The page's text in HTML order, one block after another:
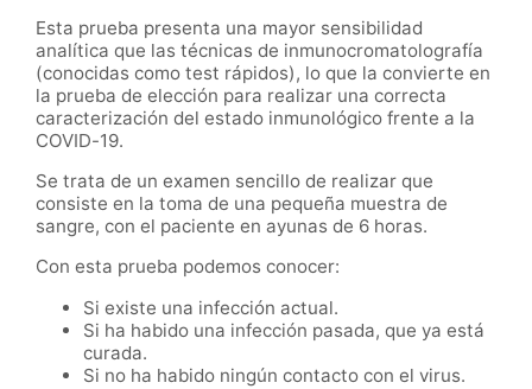
Esta prueba presenta una mayor sensibilidad
analítica que las técnicas de inmunocromatolografía
(conocidas como test rápidos), lo que la convierte en
la prueba de elección para realizar una correcta
caracterización del estado inmunológico frente a la
COVID-19.
Se trata de un examen sencillo de realizar que
consiste en la toma de una pequeña muestra de
sangre, con el paciente en ayunas de 6 horas.
Con esta prueba podemos conocer:
Si existe una infección actual.
Si ha habido una infección pasada, que ya está
curada.
Si no ha habido ningún contacto con el virus.